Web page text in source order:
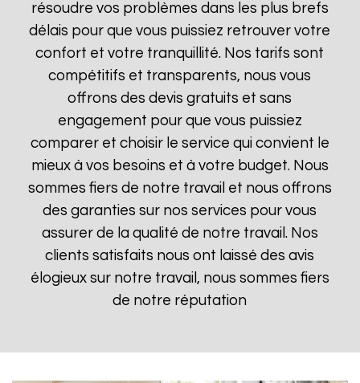
résoudre vos problèmes dans les plus brefs
délais pour que vous puissiez retrouver votre
confort et votre tranquillité. Nos tarifs sont
compétitifs et transparents, nous vous
offrons des devis gratuits et sans
engagement pour que vous puissiez
comparer et choisir le service qui convient le
mieux à vos besoins et à votre budget. Nous
sommes fiers de notre travail et nous offrons
des garanties sur nos services pour vous
assurer de la qualité de notre travail. Nos
clients satisfaits nous ont laissé des avis
élogieux sur notre travail, nous sommes fiers
de notre réputation